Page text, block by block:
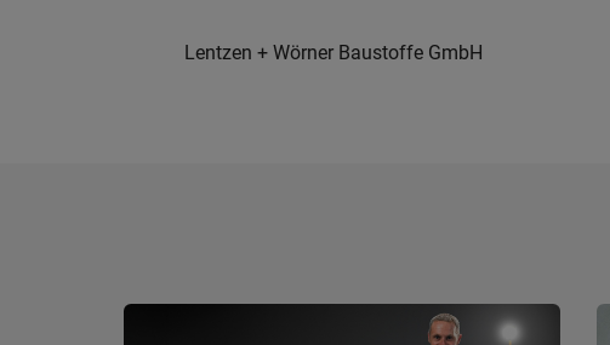
Lentzen + Wörner Baustoffe GmbH
Heerdter Lohweg 47, 40549, Düsseldorf,